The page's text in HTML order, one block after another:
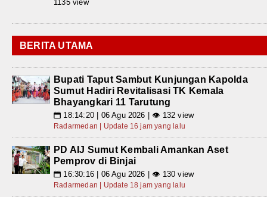
1135 view
BERITA UTAMA
Bupati Taput Sambut Kunjungan Kapolda
Sumut Hadiri Revitalisasi TK Kemala
Bhayangkari 11 Tarutung
📅 18:14:20 | 06 Agu 2026 | 👁 132 view
Radarmedan | Update 16 jam yang lalu
PD AIJ Sumut Kembali Amankan Aset
Pemprov di Binjai
📅 16:30:16 | 06 Agu 2026 | 👁 130 view
Radarmedan | Update 18 jam yang lalu